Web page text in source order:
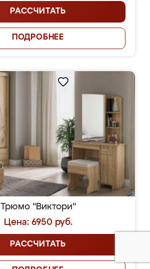
РАССЧИТАТЬ
ПОДРОБНЕЕ
Трюмо "Виктори"
Цена: 6950 руб.
РАССЧИТАТЬ